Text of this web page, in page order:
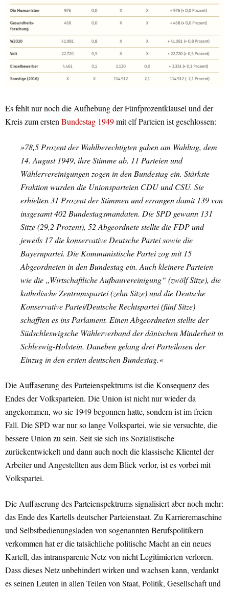
Es fehlt nur noch die Aufhebung der Fünfprozentklausel und der
Kreis zum ersten Bundestag 1949mit elf Parteien ist geschlossen:
»78,5 Prozent der Wahlberechtigten gaben am Wahltag, dem
14. August 1949, ihre Stimme ab. 11 Parteien und
Wählervereinigungen zogen in den Bundestag ein. Stärkste
Fraktion wurden die Unionsparteien CDU und CSU. Sie
erhielten 31 Prozent der Stimmen und errangen damit 139 von
insgesamt 402 Bundestagsmandaten. Die SPD gewann 131
Sitze (29,2 Prozent), 52 Abgeordnete stellte die FDP und
jeweils 17 die konservative Deutsche Partei sowie die
Bayernpartei. Die Kommunistische Partei zog mit 15
Abgeordneten in den Bundestag ein. Auch kleinere Parteien
wie die „Wirtschaftliche Aufbauvereinigung“ (zwölf Sitze), die
katholische Zentrumspartei (zehn Sitze) und die Deutsche
Konservative Partei/Deutsche Rechtspartei (fünf Sitze)
schafften es ins Parlament. Einen Abgeordneten stellte der
Südschleswigsche Wählerverband der dänischen Minderheit in
Schleswig-Holstein. Daneben gelang drei Parteilosen der
Einzug in den ersten deutschen Bundestag.«
Die Auffaserung des Parteienspektrums ist die Konsequenz des
Endes der Volksparteien. Die Union ist nicht nur wieder da
angekommen, wo sie 1949 begonnen hatte, sondern ist im freien
Fall. Die SPD war nur so lange Volkspartei, wie sie versuchte, die
bessere Union zu sein. Seit sie sich ins Sozialistische
zurückentwickelt und dann auch noch die klassische Klientel der
Arbeiter und Angestellten aus dem Blick verlor, ist es vorbei mit
Volkspartei.
Die Auffaserung des Parteienspektrums signalisiert aber noch mehr:
das Ende des Kartells deutscher Parteienstaat. Zu Karrieremaschine
und Selbstbedienungsladen von sogenannten Berufspolitikern
verkommen hat er die tatsächliche politische Macht an ein neues
Kartell, das intransparente Netz von nicht Legitimierten verloren.
Dass dieses Netz unbehindert wirken und wachsen kann, verdankt
es seinen Leuten in allen Teilen von Staat, Politik, Gesellschaft und